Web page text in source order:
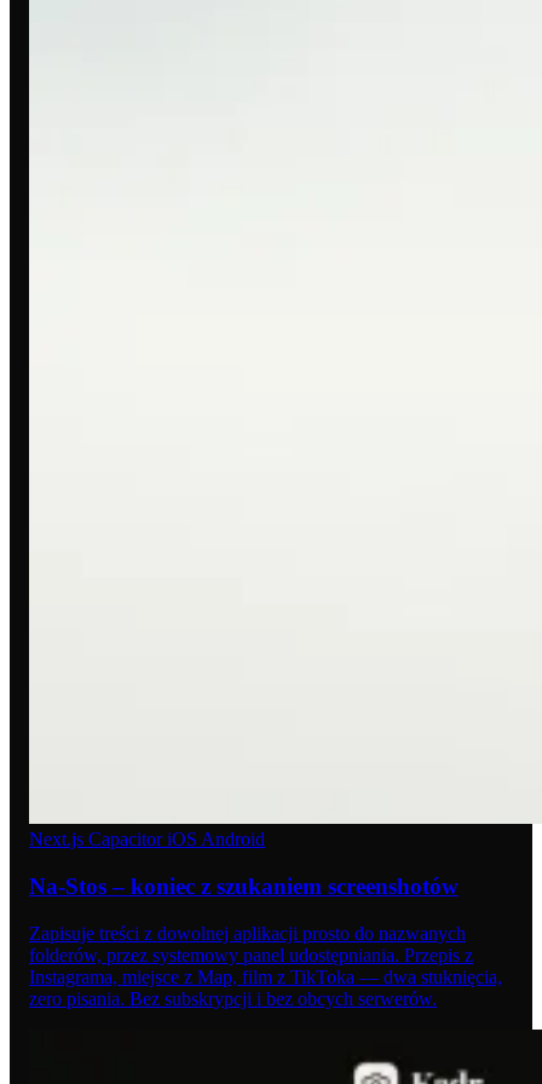
Next.js CapacitoriOS Android
Na-Stos – koniec z szukaniem screenshotów
Zapisuje treści z dowolnej aplikacji prosto do nazwanych
folderów, przez systemowy panel udostępniania. Przepis z
Instagrama, miejsce z Map, film z TikToka — dwa stuknięcia,
zero pisania. Bez subskrypcji i bez obcych serwerów.